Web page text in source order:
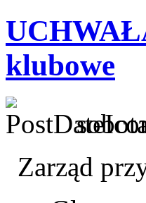
klubowe
Zarząd